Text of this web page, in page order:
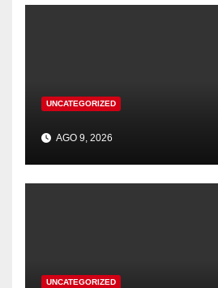
UNCATEGORIZED
AGO 9, 2026
UNCATEGORIZED